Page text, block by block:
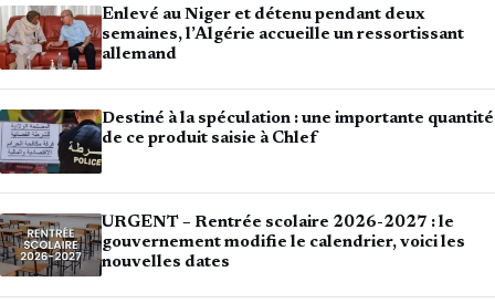
Enlevé au Niger et détenu pendant deux
semaines, l’Algérie accueille un ressortissant
allemand
Destiné à la spéculation : une importante quantité
de ce produit saisie à Chlef
URGENT – Rentrée scolaire 2026-2027 : le
gouvernement modifie le calendrier, voici les
nouvelles dates